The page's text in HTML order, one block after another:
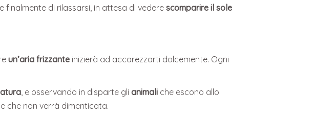
finalmente di rilassarsi, in attesa di vedere scomparire il sole
un’aria frizzante inizierà ad accarezzarti dolcemente. Ogni
, e osservando in disparte gli animali che escono allo
che non verrà dimenticata.